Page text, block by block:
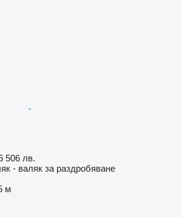
506 лв.
- валяк за раздробяване
м